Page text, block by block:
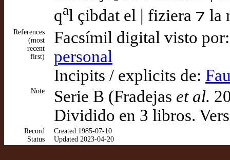
qal çibdat el | fiziera ⁊ la
References
(most
recent
first)
Facsímil digital visto
personal
Incipits / explicits de:
Note Serie B (Fradejas et al.
Dividido en 3 libros.
Record
Status
Created 1985-07-10
Updated 2023-04-20